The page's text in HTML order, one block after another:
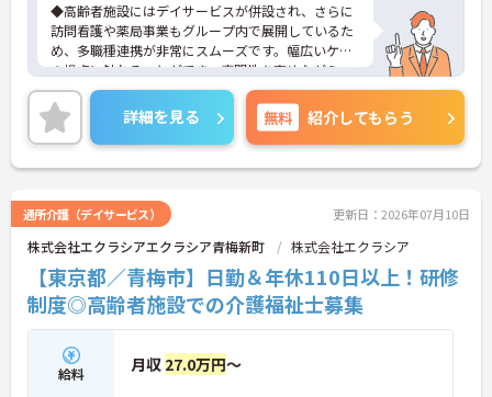
◆高齢者施設にはデイサービスが併設され、さらに
訪問看護や薬局事業もグループ内で展開しているた
め、多職種連携が非常にスムーズです。幅広いケア
の視点に触れることができ、専門性を高めながらス
キルアップできる土壌があります。
◆半年に1回の人事評価・面談で昇給や昇進のチャ
ンスがしっかり用意されています。また、マネジメ
ント職への挑戦も歓迎♪入社後に経験を積みなが
ら、施設長、ブロック長、本部職員など、自分の適
管理職比率も30％を目指して推進中◎男女ともに長
く活躍できる環境です。
◆施設ごとの課題を話し合う「スタッフミーティン
グ」や、利用者様へのケアを考える「ケースカンフ
ァレンス」を実施しています。新人・ベテランに関
係なく意見交換を行い、みんなで解決策を考えるフ
ラットな関係性です。また、虐待防止研修などを通
じて「良いケア・悪いケア」の線引きを明確にし、
職員全員が安心して働ける、誇りを持てる職場環境
づくりに取り組んでいます。
詳細を見る 無料 紹介してもらう
通所介護（デイサービス） 更新日：2026年07月10日
株式会社エクラシアエクラシア青梅新町 株式会社エクラシア
【東京都／青梅市】日勤＆年休110日以上！研修
制度◎高齢者施設での介護福祉士募集
給料 月収 27.0万円～